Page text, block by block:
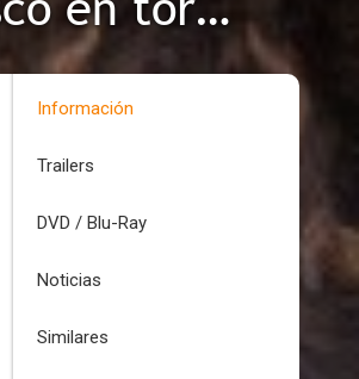
Información
Trailers
DVD / Blu-Ray
Noticias
Similares